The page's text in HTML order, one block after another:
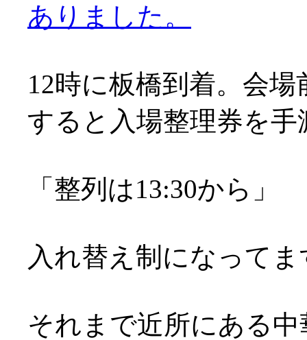
ありました。
12時に板橋到着。会
すると入場整理券を
「整列は13:30から」
入れ替え制になって
それまで近所にある